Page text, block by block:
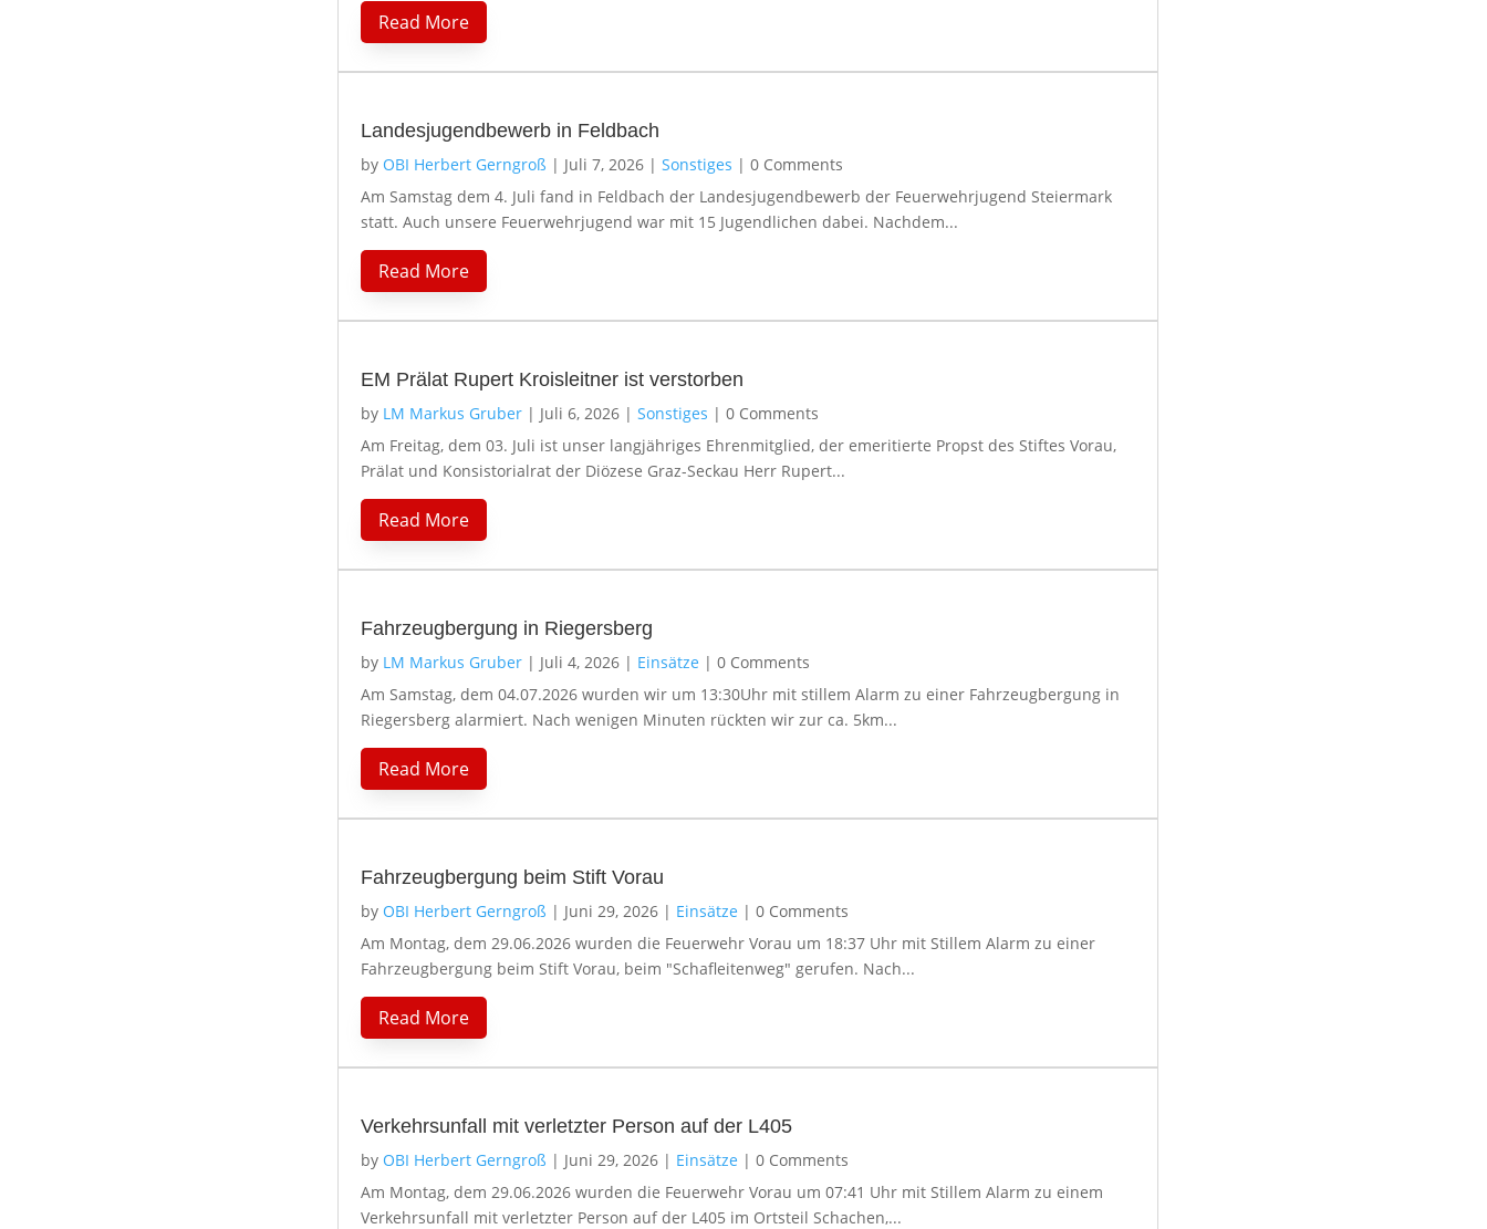
Read More
Landesjugendbewerb in Feldbach
by OBI Herbert Gerngroß | Juli 7, 2026 | Sonstiges | 0 Comments
Am Samstag dem 4. Juli fand in Feldbach der Landesjugendbewerb der Feuerwehrjugend Steiermark
statt. Auch unsere Feuerwehrjugend war mit 15 Jugendlichen dabei. Nachdem...
Read More
EM Prälat Rupert Kroisleitner ist verstorben
by LM Markus Gruber | Juli 6, 2026 | Sonstiges | 0 Comments
Am Freitag, dem 03. Juli ist unser langjähriges Ehrenmitglied, der emeritierte Propst des Stiftes Vorau,
Prälat und Konsistorialrat der Diözese Graz-Seckau Herr Rupert...
Read More
Fahrzeugbergung in Riegersberg
by LM Markus Gruber | Juli 4, 2026 | Einsätze | 0 Comments
Am Samstag, dem 04.07.2026 wurden wir um 13:30Uhr mit stillem Alarm zu einer Fahrzeugbergung in
Riegersberg alarmiert. Nach wenigen Minuten rückten wir zur ca. 5km...
Read More
Fahrzeugbergung beim Stift Vorau
by OBI Herbert Gerngroß | Juni 29, 2026 | Einsätze | 0 Comments
Am Montag, dem 29.06.2026 wurden die Feuerwehr Vorau um 18:37 Uhr mit Stillem Alarm zu einer
Fahrzeugbergung beim Stift Vorau, beim "Schafleitenweg" gerufen. Nach...
Read More
Verkehrsunfall mit verletzter Person auf der L405
by OBI Herbert Gerngroß | Juni 29, 2026 | Einsätze | 0 Comments
Am Montag, dem 29.06.2026 wurden die Feuerwehr Vorau um 07:41 Uhr mit Stillem Alarm zu einem
Verkehrsunfall mit verletzter Person auf der L405 im Ortsteil Schachen,...